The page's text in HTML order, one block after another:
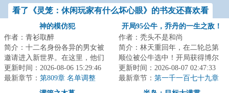
看了《灵笼：休闲玩家有什么坏心眼》的书友还喜欢看
神的模仿犯
作者：青衫取醉
简介：十二名身份各异的男女被
邀请进入新世界。在这里，他们
不仅要通过议案投票来决定自己
的生活方式，还...
更新时间：2026-08-06 15:29:46
最新章节： 第809章 名单调整
开局95公牛，乔丹的一生之敌！
作者：秃头不是和尚
简介：林天重回年，在二轮总第
顺位被公牛选中！开局获得博尔
特、汤姆·布拉迪、梅威瑟三人天
赋技术！于是...
更新时间：2026-08-07 02:47:33
最新章节： 第一千一百七十九章
湖人专属的冲击波式进攻潮！